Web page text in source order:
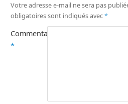
Votre adresse e-mail ne sera pas
obligatoires sont indiqués avec*
Commentaire
*